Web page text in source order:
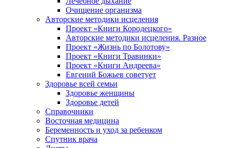
Очищение организма
Авторские методики исцеления
Проект «Книги Кородецкого»
Авторские методики исцеления. Разное
Проект «Жизнь по Болотову»
Проект «Книги Травинки»
Проект «Книги Андреева»
Евгений Божьев советует
Здоровье всей семьи
Здоровье женщины
Здоровье детей
Справочники
Восточная медицина
Беременность и уход за ребенком
Спутник врача